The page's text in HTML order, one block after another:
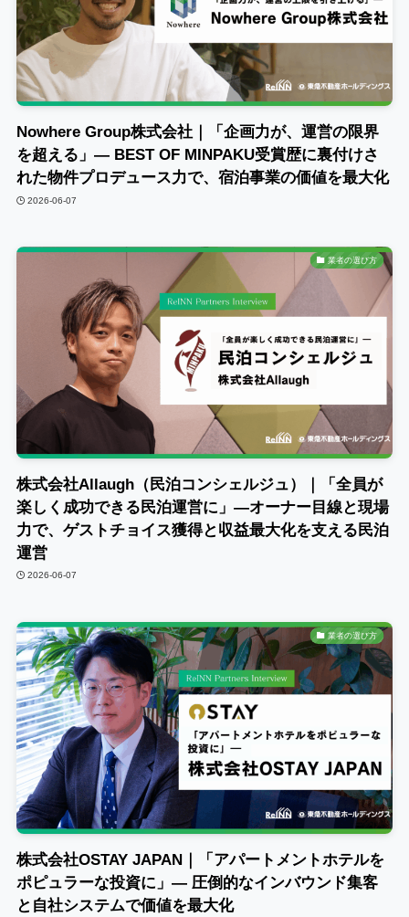
Nowhere Group株式会社｜「企画力が、運営の限界
を超える」― BEST OF MINPAKU受賞歴に裏付けさ
れた物件プロデュース力で、宿泊事業の価値を最大化
2026-06-07
業者の選び方
株式会社Allaugh（民泊コンシェルジュ）｜「全員が
楽しく成功できる民泊運営に」―オーナー目線と現場
力で、ゲストチョイス獲得と収益最大化を支える民泊
運営
2026-06-07
業者の選び方
株式会社OSTAY JAPAN｜「アパートメントホテルを
ポピュラーな投資に」― 圧倒的なインバウンド集客
と自社システムで価値を最大化